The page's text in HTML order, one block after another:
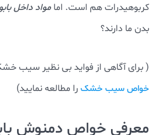
کربوهیدرات هم است. اما مواد داخل
بدن ما دارند؟
( برای آگاهی از فواید بی نظیر سیب
خواص سیب خشک را مطالعه نمایید)
معرفی خواص دمنوش